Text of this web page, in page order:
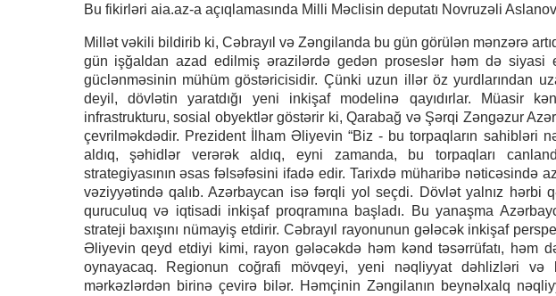
Bu fikirləri aia.az-a açıqlamasında Milli Məclisin deputatı Novruzəli
Millət vəkili bildirib ki, Cəbrayıl və Zəngilanda bu gün görülən mənzərə artıq
gün işğaldan azad edilmiş ərazilərdə gedən proseslər həm də siyasi
güclənməsinin mühüm göstəricisidir. Çünki uzun illər öz yurdlarından
deyil, dövlətin yaratdığı yeni inkişaf modelinə qayıdırlar. Müasir
infrastrukturu, sosial obyektlər göstərir ki, Qarabağ və Şərqi Zəngəzur
çevrilməkdədir. Prezident İlham Əliyevin “Biz - bu torpaqların sahibləri
aldıq, şəhidlər verərək aldıq, eyni zamanda, bu torpaqları
strategiyasının əsas fəlsəfəsini ifadə edir. Tarixdə müharibə nəticəsində
vəziyyətində qalıb. Azərbaycan isə fərqli yol seçdi. Dövlət yalnız hərbi
quruculuq və iqtisadi inkişaf proqramına başladı. Bu yanaşma
strateji baxışını nümayiş etdirir. Cəbrayıl rayonunun gələcək inkişaf
Əliyevin qeyd etdiyi kimi, rayon gələcəkdə həm kənd təsərrüfatı, həm
oynayacaq. Regionun coğrafi mövqeyi, yeni nəqliyyat dəhlizləri və
mərkəzlərdən birinə çevirə bilər. Həmçinin Zəngilanın beynəlxalq